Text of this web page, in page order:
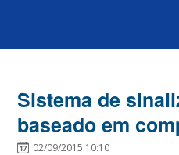
Sistema de
baseado em
02/09/2015 10:10